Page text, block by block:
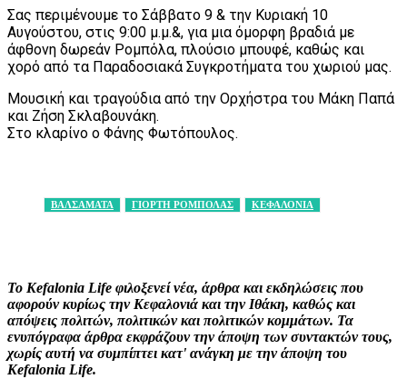
Σας περιμένουμε το Σάββατο 9 & την Κυριακή 10
Αυγούστου, στις 9:00 μ.μ.&, για μια όμορφη βραδιά με
άφθονη δωρεάν Ρομπόλα, πλούσιο μπουφέ, καθώς και
χορό από τα Παραδοσιακά Συγκροτήματα του χωριού μας.
Μουσική και τραγούδια από την Ορχήστρα του Μάκη Παπά
και Ζήση Σκλαβουνάκη.
Στο κλαρίνο ο Φάνης Φωτόπουλος.
ΒΑΛΣΑΜΑΤΑ ΓΙΟΡΤΗ ΡΟΜΠΟΛΑΣ ΚΕΦΑΛΟΝΙΑ
Το Kefalonia Life φιλοξενεί νέα, άρθρα και εκδηλώσεις που
αφορούν κυρίως την Κεφαλονιά και την Ιθάκη, καθώς και
απόψεις πολιτών, πολιτικών και πολιτικών κομμάτων. Τα
ενυπόγραφα άρθρα εκφράζουν την άποψη των συντακτών τους,
χωρίς αυτή να συμπίπτει κατ' ανάγκη με την άποψη του
Kefalonia Life.